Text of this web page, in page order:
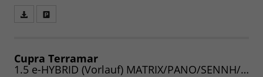
speichern/drucken
Cupra Terramar
1.5 e-HYBRID (Vorlauf) MATRIX/PANO/SENNH/AHK/INTELLI/EDGE/WINTER/20"/UVM.